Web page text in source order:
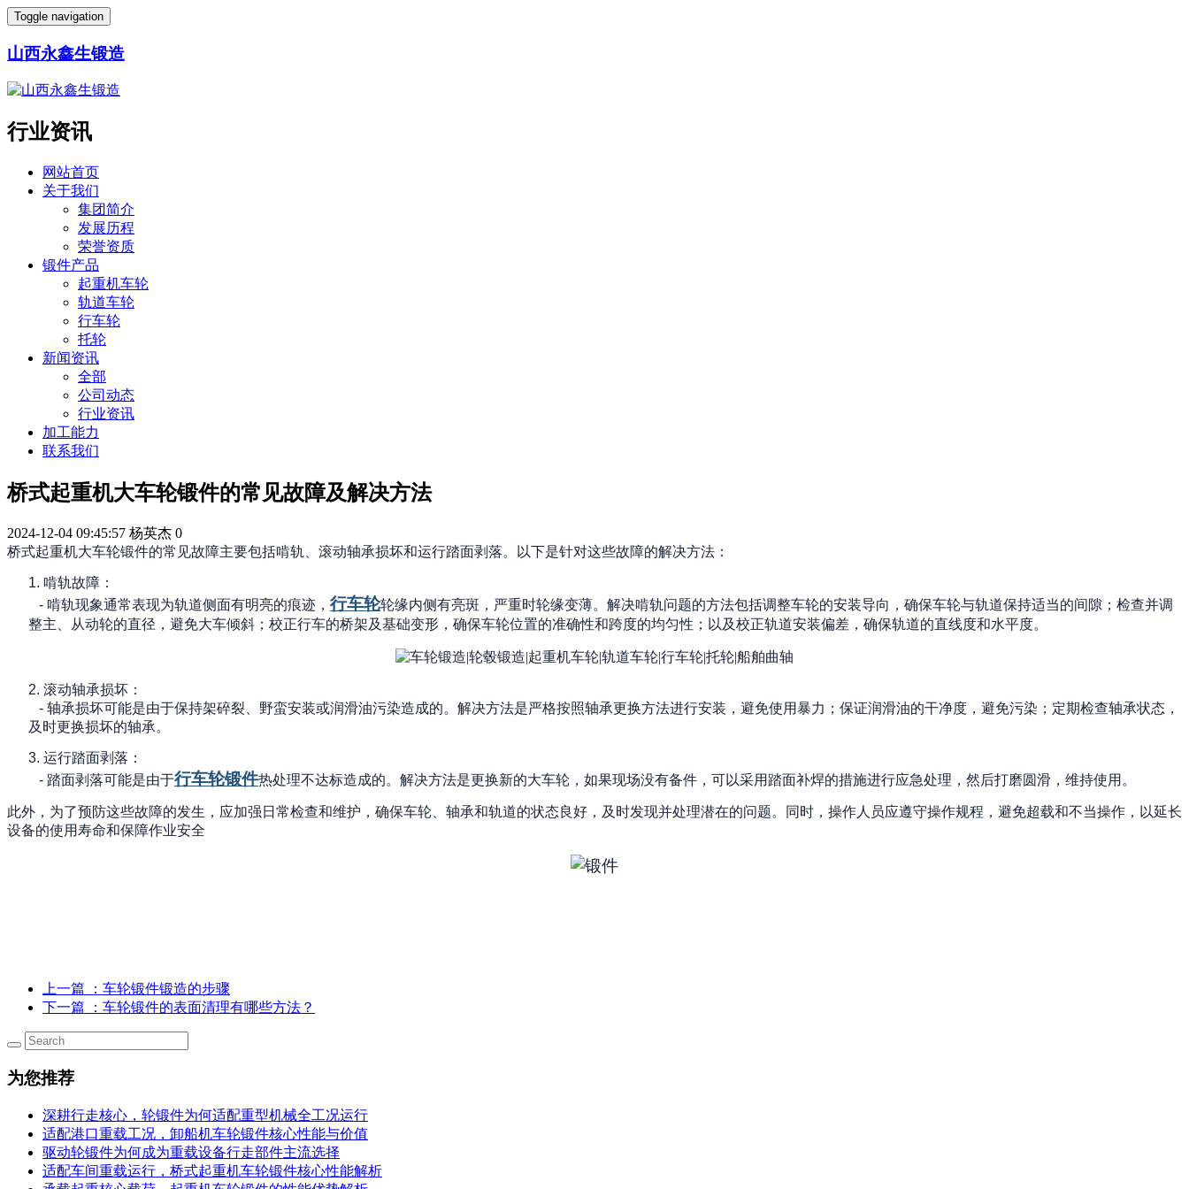
Toggle navigation
山西永鑫生锻造
行业资讯
网站首页
关于我们
集团简介
发展历程
荣誉资质
锻件产品
起重机车轮
轨道车轮
行车轮
托轮
新闻资讯
全部
公司动态
行业资讯
加工能力
联系我们
桥式起重机大车轮锻件的常见故障及解决方法
2024-12-04 09:45:57 杨英杰 0
桥式起重机大车轮锻件的常见故障主要包括啃轨、滚动轴承损坏和运行踏面剥落。以下是针对这些故障的解决方法：
1. 啃轨故障：
- 啃轨现象通常表现为轨道侧面有明亮的痕迹， 行车轮轮缘内侧有亮斑，严重时轮缘变薄。解决啃轨问题的方法包括调整车轮的安装导向，确保车轮与轨道保持适当的间隙；检查并调
整主、从动轮的直径，避免大车倾斜；校正行车的桥架及基础变形，确保车轮位置的准确性和跨度的均匀性；以及校正轨道安装偏差，确保轨道的直线度和水平度。
2. 滚动轴承损坏：
- 轴承损坏可能是由于保持架碎裂、野蛮安装或润滑油污染造成的。解决方法是严格按照轴承更换方法进行安装，避免使用暴力；保证润滑油的干净度，避免污染；定期检查轴承状态，
及时更换损坏的轴承。
3. 运行踏面剥落：
- 踏面剥落可能是由于行车轮锻件热处理不达标造成的。解决方法是更换新的大车轮，如果现场没有备件，可以采用踏面补焊的措施进行应急处理，然后打磨圆滑，维持使用。
此外，为了预防这些故障的发生，应加强日常检查和维护，确保车轮、轴承和轨道的状态良好，及时发现并处理潜在的问题。同时，操作人员应遵守操作规程，避免超载和不当操作，以延长
设备的使用寿命和保障作业安全
上一篇
：车轮锻件锻造的步骤
下一篇
：车轮锻件的表面清理有哪些方法？
为您推荐
深耕行走核心，轮锻件为何适配重型机械全工况运行
适配港口重载工况，卸船机车轮锻件核心性能与价值
驱动轮锻件为何成为重载设备行走部件主流选择
适配车间重载运行，桥式起重机车轮锻件核心性能解析